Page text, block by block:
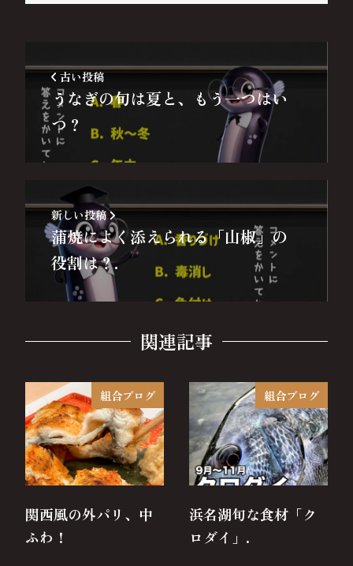
古い投稿
うなぎの旬は夏と、もう一つはい
つ？
新しい投稿
蒲焼によく添えられる「山椒」の
役割は？.
関連記事
組合ブログ
関西風の外パリ、中
ふわ！
組合ブログ
浜名湖旬な食材「ク
ロダイ」.